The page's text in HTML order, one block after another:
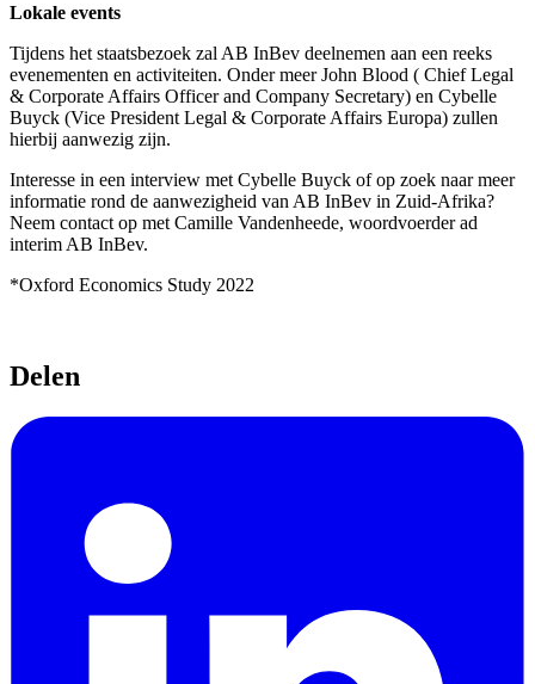
Lokale events
Tijdens het staatsbezoek zal AB InBev deelnemen aan een reeks
evenementen en activiteiten. Onder meer John Blood ( Chief Legal
& Corporate Affairs Officer and Company Secretary) en Cybelle
Buyck (Vice President Legal & Corporate Affairs Europa) zullen
hierbij aanwezig zijn. ​
Interesse in een interview met Cybelle Buyck of op zoek naar meer
informatie rond de aanwezigheid van AB InBev in Zuid-Afrika?
Neem contact op met Camille Vandenheede, woordvoerder ad
interim AB InBev. ​
*Oxford Economics Study 2022
Delen